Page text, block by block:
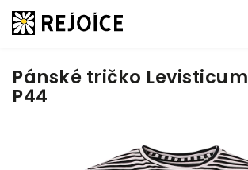
Pánské tričko Levisticum
P44